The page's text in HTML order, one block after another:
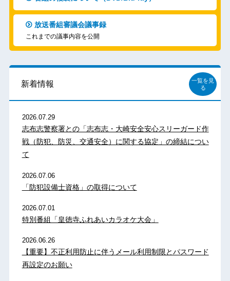
放送番組審議会議事録
これまでの議事内容を公開
新着情報
一覧を見
る
2026.07.29
志布志警察署との「志布志・大崎安全安心スリーガード作
戦（防犯、防災、交通安全）に関する協定」の締結につい
て
2026.07.06
「防犯設備士資格」の取得について
2026.07.01
特別番組「皇徳寺ふれあいカラオケ大会」
2026.06.26
【重要】不正利用防止に伴うメール利用制限とパスワード
再設定のお願い